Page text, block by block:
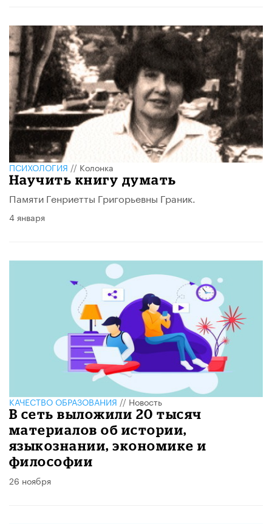
ПСИХОЛОГИЯ // Колонка
Научить книгу думать
Памяти Генриетты Григорьевны Граник.
4 января
КАЧЕСТВО ОБРАЗОВАНИЯ//Новость
В сеть выложили 20 тысяч
материалов об истории,
языкознании, экономике и
философии
26 ноября